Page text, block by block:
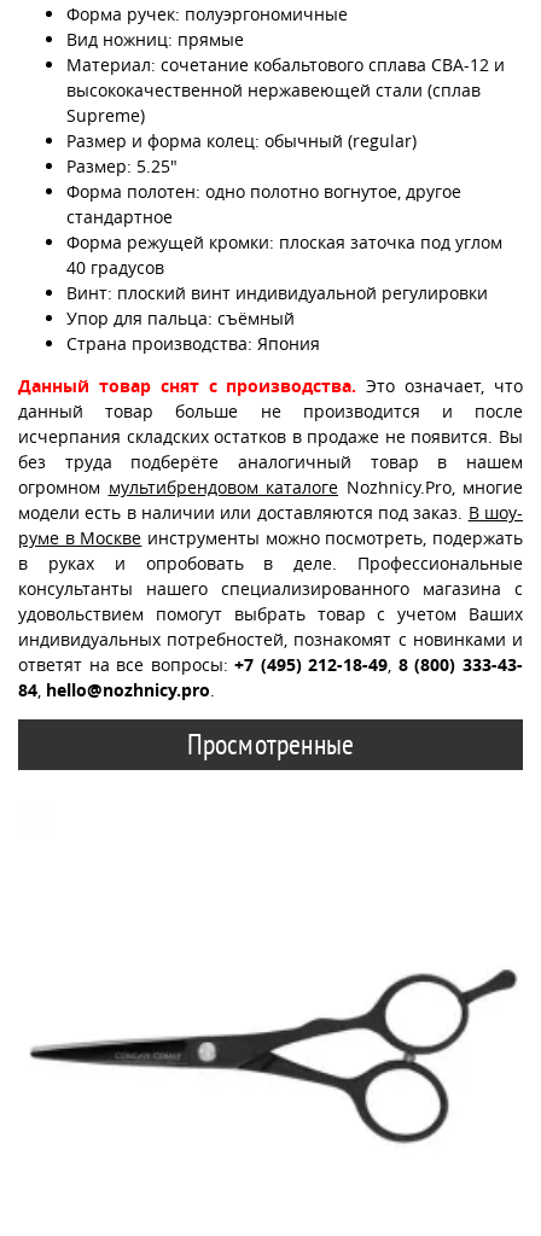
Форма ручек: полуэргономичные
Вид ножниц: прямые
Материал: сочетание кобальтового сплава CBA-12 и
высококачественной нержавеющей стали (сплав
Supreme)
Размер и форма колец: обычный (regular)
Размер: 5.25"
Форма полотен: одно полотно вогнутое, другое
стандартное
Форма режущей кромки: плоская заточка под углом
40 градусов
Винт: плоский винт индивидуальной регулировки
Упор для пальца: съёмный
Страна производства: Япония
Данный товар снят с производства. Это означает, что
данный товар больше не производится и после
исчерпания складских остатков в продаже не появится. Вы
без труда подберёте аналогичный товар в нашем
огромном мультибрендовом каталоге Nozhnicy.Pro, многие
модели есть в наличии или доставляются под заказ. В шоу-
руме в Москве инструменты можно посмотреть, подержать
в руках и опробовать в деле. Профессиональные
консультанты нашего специализированного магазина с
удовольствием помогут выбрать товар с учетом Ваших
индивидуальных потребностей, познакомят с новинками и
ответят на все вопросы:+7 (495) 212-18-49 8 (800) 333-43-
84 hello@nozhnicy.pro
Просмотренные